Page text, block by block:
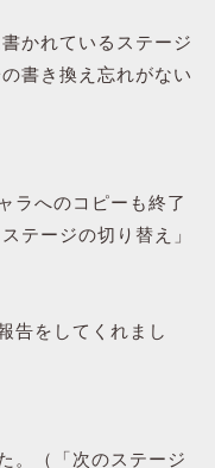
かれているステージ
書き換え忘れがない
ラへのコピーも終了
テージの切り替え」
告をしてくれまし
。（「次のステージ